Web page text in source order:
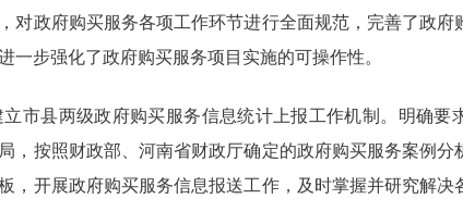
对政府购买服务各项工作环节进行全面规范，完善了政府
一步强化了政府购买服务项目实施的可操作性。
立市县两级政府购买服务信息统计上报工作机制。明确要
局，按照财政部、河南省财政厅确定的政府购买服务案例分
，开展政府购买服务信息报送工作，及时掌握并研究解决